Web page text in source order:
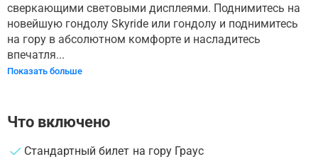
сверкающими световыми дисплеями. Поднимитесь на
новейшую гондолу Skyride или гондолу и поднимитесь
на гору в абсолютном комфорте и насладитесь
впечатля...
Показать больше
Что включено
Стандартный билет на гору Граус